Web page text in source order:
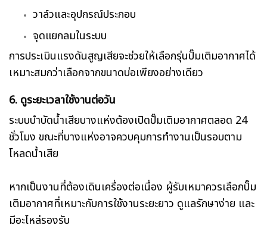
วาล์วและอุปกรณ์ประกอบ
จุดแยกลมในระบบ
การประเมินแรงดันสูญเสียจะช่วยให้เลือกรุ่นปั๊มเติมอากาศได้
เหมาะสมกว่าเลือกจากขนาดบ่อเพียงอย่างเดียว
6. ดูระยะเวลาใช้งานต่อวัน
ระบบบำบัดน้ำเสียบางแห่งต้องเปิดปั๊มเติมอากาศตลอด 24
ชั่วโมง ขณะที่บางแห่งอาจควบคุมการทำงานเป็นรอบตาม
โหลดน้ำเสีย
หากเป็นงานที่ต้องเดินเครื่องต่อเนื่อง ผู้รับเหมาควรเลือกปั๊ม
เติมอากาศที่เหมาะกับการใช้งานระยะยาว ดูแลรักษาง่าย และ
มีอะไหล่รองรับ